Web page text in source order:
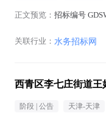
正文预览： 招标编号
关联行业： 水务招标网
西青区李七庄街道王
阶段 | 公告 天津-天津